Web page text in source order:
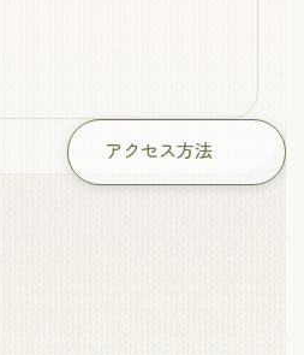
アクセス方法